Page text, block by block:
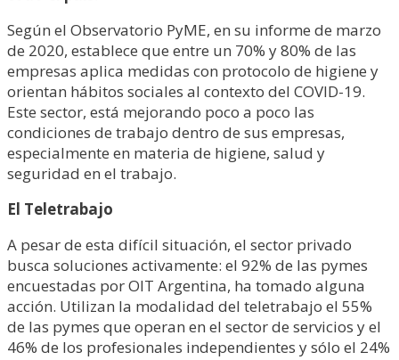
Según el Observatorio PyME, en su informe de marzo
de 2020, establece que entre un 70% y 80% de las
empresas aplica medidas con protocolo de higiene y
orientan hábitos sociales al contexto del COVID-19.
Este sector, está mejorando poco a poco las
condiciones de trabajo dentro de sus empresas,
especialmente en materia de higiene, salud y
seguridad en el trabajo.
El Teletrabajo
A pesar de esta difícil situación, el sector privado
busca soluciones activamente: el 92% de las pymes
encuestadas por OIT Argentina, ha tomado alguna
acción. Utilizan la modalidad del teletrabajo el 55%
de las pymes que operan en el sector de servicios y el
46% de los profesionales independientes y sólo el 24%